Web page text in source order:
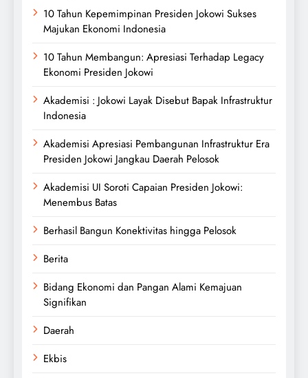
10 Tahun Kepemimpinan Presiden Jokowi Sukses
Majukan Ekonomi Indonesia
10 Tahun Membangun: Apresiasi Terhadap Legacy
Ekonomi Presiden Jokowi
Akademisi : Jokowi Layak Disebut Bapak Infrastruktur
Indonesia
Akademisi Apresiasi Pembangunan Infrastruktur Era
Presiden Jokowi Jangkau Daerah Pelosok
Akademisi UI Soroti Capaian Presiden Jokowi:
Menembus Batas
Berhasil Bangun Konektivitas hingga Pelosok
Berita
Bidang Ekonomi dan Pangan Alami Kemajuan
Signifikan
Daerah
Ekbis